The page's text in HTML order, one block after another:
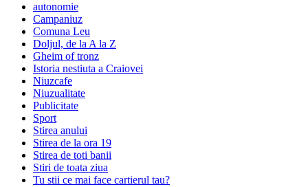
autonomie
Campaniuz
Comuna Leu
Doljul, de la A la Z
Gheim of tronz
Istoria nestiuta a Craiovei
Niuzcafe
Niuzualitate
Publicitate
Sport
Stirea anului
Stirea de la ora 19
Stirea de toti banii
Stiri de toata ziua
Tu stii ce mai face cartierul tau?